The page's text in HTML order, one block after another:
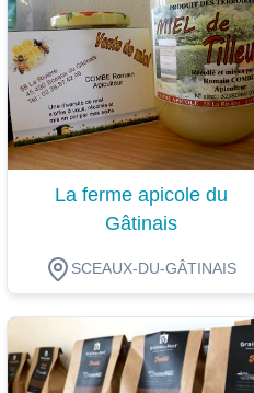
La ferme apicole du
Gâtinais
SCEAUX-DU-GÂTINAIS
Dégustation